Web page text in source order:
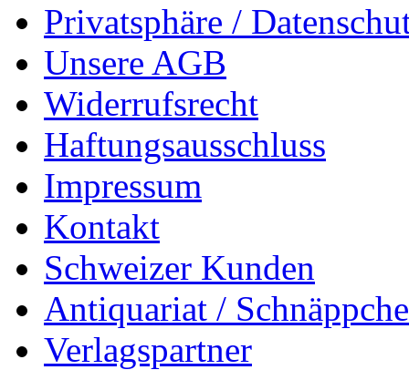
Privatsphäre /
Unsere AGB
Widerrufsrecht
Haftungsausschluss
Impressum
Kontakt
Schweizer Kunden
Antiquariat /
Verlagspartner